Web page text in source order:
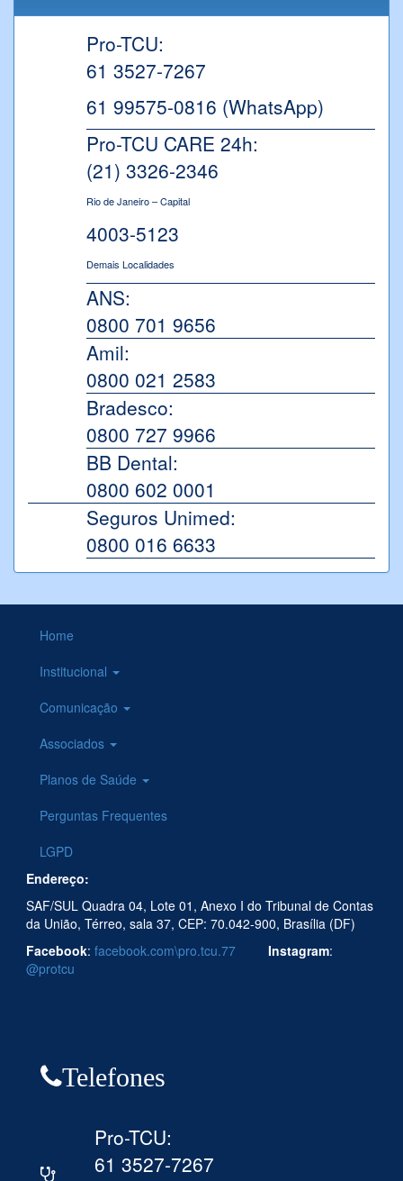
Pro-TCU:
61 3527-7267
61 99575-0816 (WhatsApp)
Pro-TCU CARE 24h:
(21) 3326-2346
Rio de Janeiro – Capital
4003-5123
Demais Localidades
ANS:
0800 701 9656
Amil:
0800 021 2583
Bradesco:
0800 727 9966
BB Dental:
0800 602 0001
Seguros Unimed:
0800 016 6633
Home
Institucional
Comunicação
Associados
Planos de Saúde
Perguntas Frequentes
LGPD
Endereço:
SAF/SUL Quadra 04, Lote 01, Anexo I do Tribunal de Contas
da União, Térreo, sala 37, CEP: 70.042-900, Brasília (DF)
Facebook: facebook.com\pro.tcu.77 Instagram:
@protcu
Telefones
Pro-TCU:
61 3527-7267